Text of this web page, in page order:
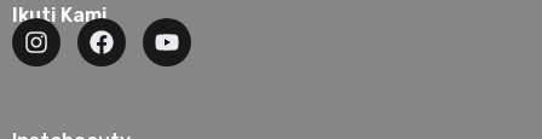
Ikuti Kami